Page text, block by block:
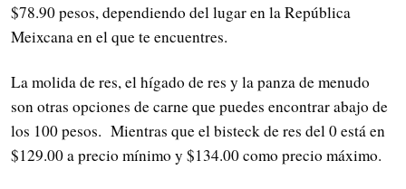
$78.90 pesos, dependiendo del lugar en la República
Meixcana en el que te encuentres.
La molida de res, el hígado de res y la panza de menudo
son otras opciones de carne que puedes encontrar abajo de
los 100 pesos. Mientras que el bisteck de res del 0 está en
$129.00 a precio mínimo y $134.00 como precio máximo.